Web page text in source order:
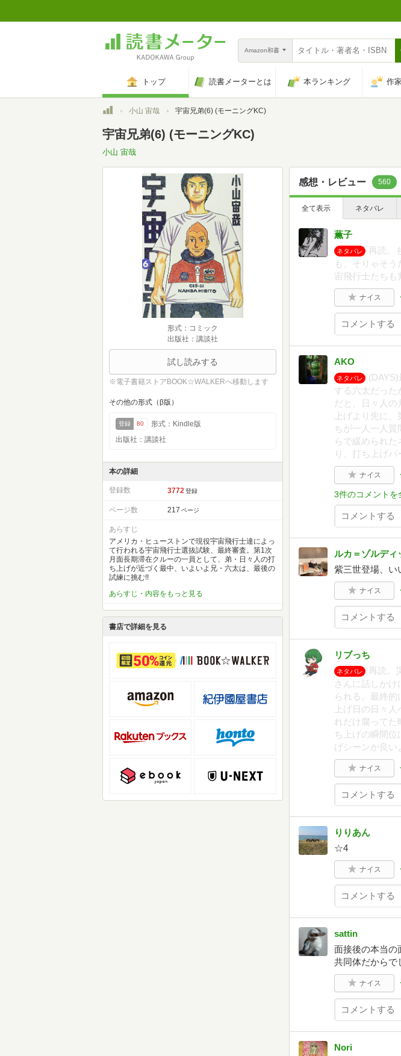
Amazon和書
トップ 読書メーターとは 本ランキング 作
トップ小山 宙哉 宇宙兄弟(6) (モーニングKC)
宇宙兄弟(6) (モーニングKC)
小山 宙哉
形式：コミック
出版社：講談社
試し読みする
※電子書籍ストアBOOK☆WALKERへ移動します
その他の形式（β版）
登録 80
形式：Kindle版
出版社：講談社
本の詳細
登録数 3772 登録
ページ数 217 ページ
あらすじ
アメリカ・ヒューストンで現役宇宙飛行士達によっ
て行われる宇宙飛行士選抜試験、最終審査。第1次
月面長期滞在クルーの一員として、弟・日々人の打
ち上げが近づく最中、いよいよ兄・六太は、最後の
試練に挑む!!
あらすじ・内容をもっと見る
書店で詳細を見る
感想・レビュー 560
全て表示 ネタバレ
薫子
ネタバレ
再読。
も、そりゃそ
宙飛行士たちも
ナイス
AKO
ネタバレ
する六太だっ
だと、日々人
上げより先に
ちが一人一人
らで緩められ
り、打ち上げパ
ナイス
3件のコメントを
ルカ＝ゾルディ
紫三世登場、い
ナイス
リブっち
ネタバレ
再読。
さんに話しか
られる。最終
上げ日の日々
れだけ腐ってた
ち上げの瞬間
げシーンが良い
ナイス
りりあん
☆4
ナイス
sattin
面接後の本当の
共同体だからで
ナイス
Nori